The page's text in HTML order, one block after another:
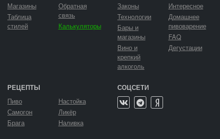
Магазины
Таблица
стилей
Обратная
связь
Калькуляторы
Законы
Технологии
Бары и
магазины
Вино и
крепкий
алкоголь
Интересное
Домашнее
пивоварение
FAQ
Дегустации
РЕЦЕПТЫ
Пиво
Самогон
Брага
Настойка
Ликёр
Наливка
СОЦСЕТИ